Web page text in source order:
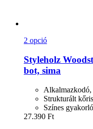
2 opció
Styleholz
bot, sima
Alkalmazkodó,
Strukturált
Színes
27.390 Ft